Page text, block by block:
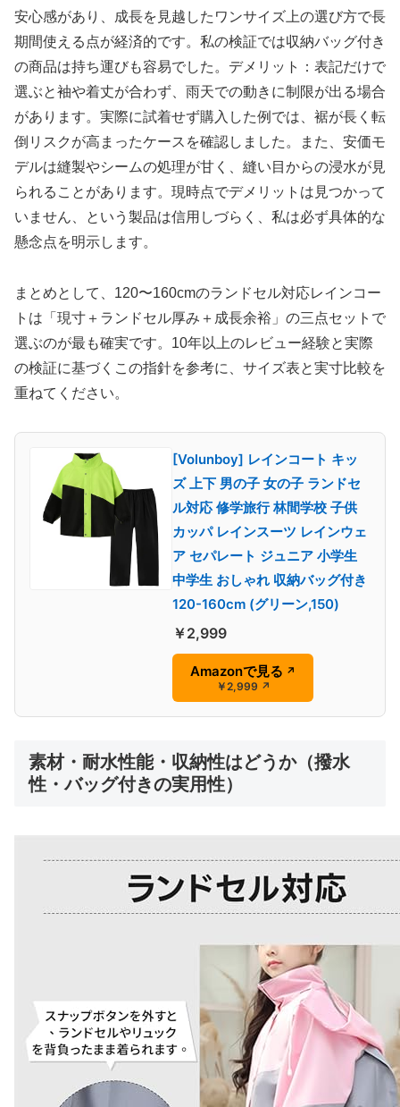
安心感があり、成長を見越したワンサイズ上の選び方で長
期間使える点が経済的です。私の検証では収納バッグ付き
の商品は持ち運びも容易でした。デメリット：表記だけで
選ぶと袖や着丈が合わず、雨天での動きに制限が出る場合
があります。実際に試着せず購入した例では、裾が長く転
倒リスクが高まったケースを確認しました。また、安価モ
デルは縫製やシームの処理が甘く、縫い目からの浸水が見
られることがあります。現時点でデメリットは見つかって
いません、という製品は信用しづらく、私は必ず具体的な
懸念点を明示します。
まとめとして、120〜160cmのランドセル対応レインコー
トは「現寸＋ランドセル厚み＋成長余裕」の三点セットで
選ぶのが最も確実です。10年以上のレビュー経験と実際
の検証に基づくこの指針を参考に、サイズ表と実寸比較を
重ねてください。
[Volunboy] レインコート キッ
ズ 上下 男の子 女の子 ランドセ
ル対応 修学旅行 林間学校 子供
カッパ レインスーツ レインウェ
ア セパレート ジュニア 小学生
中学生 おしゃれ 収納バッグ付き
120-160cm (グリーン,150)
￥2,999
Amazonで見る ↗
￥2,999 ↗
素材・耐水性能・収納性はどうか（撥水
性・バッグ付きの実用性）